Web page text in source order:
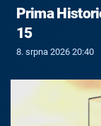
Prima
15
8. srpna 2026 20:40